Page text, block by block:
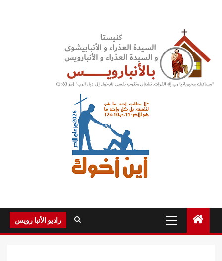
Menu
راديو الأنبا رويس